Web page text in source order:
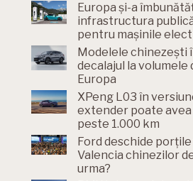
Europa și-a
infrastructura
pentru mașinile
Modelele chinezești
decalajul la volumele
Europa
XPeng L03 în
extender poate
peste 1.000 km
Ford deschide
Valencia chinezilor
urma?